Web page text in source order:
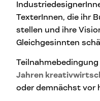
TexterInnen, die ihr
stellen und ihre
Gleichgesinnten
Jahren
oder demnächst vor